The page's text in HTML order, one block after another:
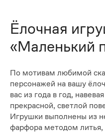
Ёлочная
«Маленький
По мотивам любимой
персонажей на вашу
вас из года в год,
прекрасной, светлой
Игрушки выполнены из
фарфора методом литья,